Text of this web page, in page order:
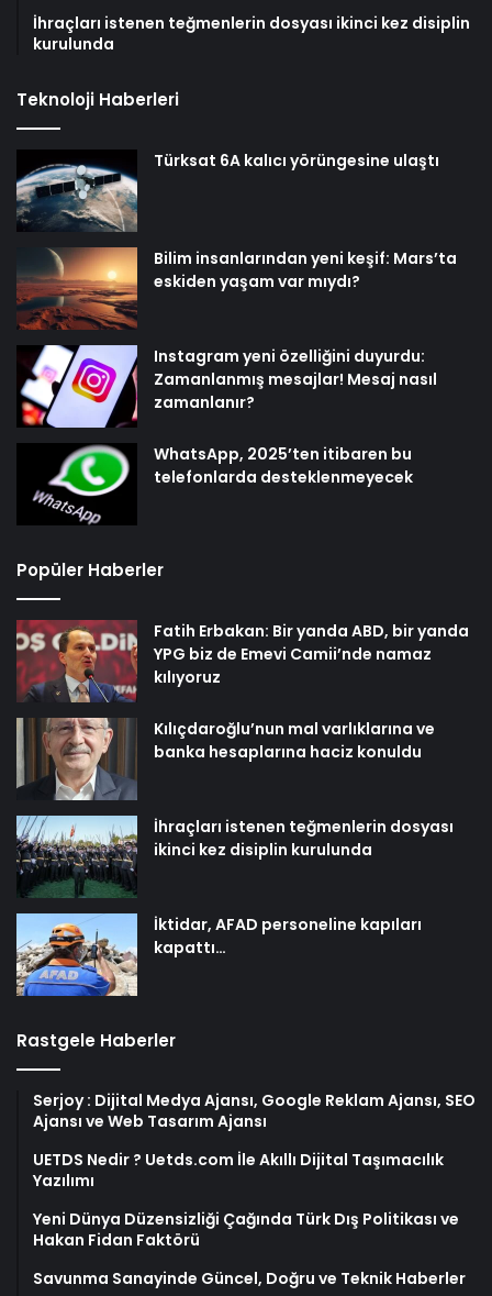
İhraçları istenen teğmenlerin dosyası ikinci kez disiplin
kurulunda
Teknoloji Haberleri
Türksat 6A kalıcı yörüngesine ulaştı
Bilim insanlarından yeni keşif: Mars’ta
eskiden yaşam var mıydı?
Instagram yeni özelliğini duyurdu:
Zamanlanmış mesajlar! Mesaj nasıl
zamanlanır?
WhatsApp, 2025’ten itibaren bu
telefonlarda desteklenmeyecek
Popüler Haberler
Fatih Erbakan: Bir yanda ABD, bir yanda
YPG biz de Emevi Camii’nde namaz
kılıyoruz
Kılıçdaroğlu’nun mal varlıklarına ve
banka hesaplarına haciz konuldu
İhraçları istenen teğmenlerin dosyası
ikinci kez disiplin kurulunda
İktidar, AFAD personeline kapıları
kapattı…
Rastgele Haberler
Serjoy : Dijital Medya Ajansı, Google Reklam Ajansı, SEO
Ajansı ve Web Tasarım Ajansı
UETDS Nedir ? Uetds.com İle Akıllı Dijital Taşımacılık
Yazılımı
Yeni Dünya Düzensizliği Çağında Türk Dış Politikası ve
Hakan Fidan Faktörü
Savunma Sanayinde Güncel, Doğru ve Teknik Haberler